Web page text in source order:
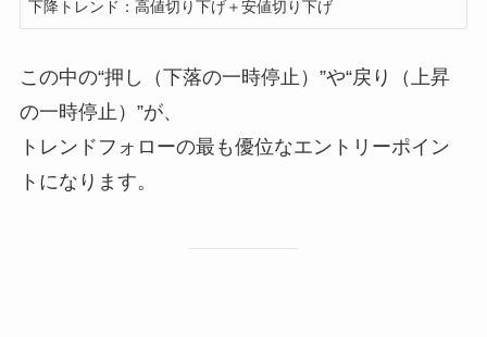
下降トレンド：高値切り下げ＋安値切り下げ
この中の“押し（下落の一時停止）”や“戻り（上昇
の一時停止）”が、
トレンドフォローの最も優位なエントリーポイン
トになります。